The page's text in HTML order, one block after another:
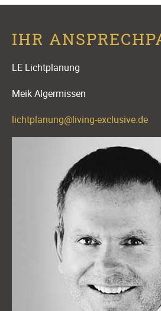
IHR
LE Lichtplanung
Meik Algermissen